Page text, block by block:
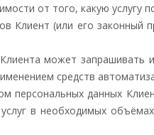
от того, какую услугу
Клиент (или его
может
средств
персональных данных
в необходимых